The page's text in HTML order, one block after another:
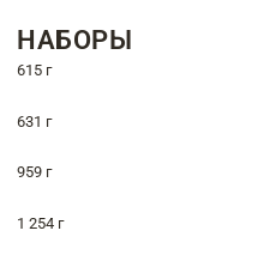
НАБОРЫ
615 г
631 г
959 г
1 254 г